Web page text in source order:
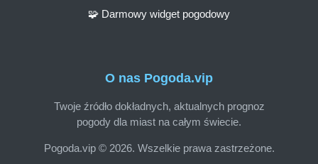
O nas Pogoda.vip
Twoje źródło dokładnych, aktualnych prognoz
pogody dla miast na całym świecie.
Pogoda.vip © 2026. Wszelkie prawa zastrzeżone.
🧩 Darmowy widget pogodowy